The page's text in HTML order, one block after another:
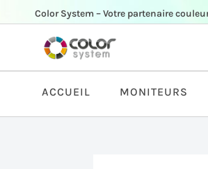
Color System – Votre partenaire
ACCUEIL MONITEURS